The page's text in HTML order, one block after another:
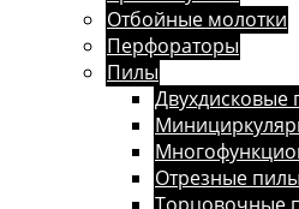
Отбойные молотки
Перфораторы
Пилы
Двухдисковые
Отрезные пилы